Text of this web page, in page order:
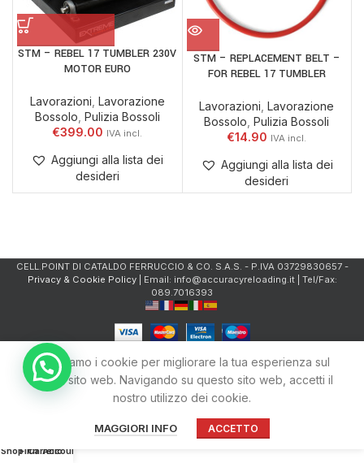
STM – REBEL 17 TUMBLER 230V
MOTOR EURO
Lavorazioni Lavorazione
Bossolo Pulizia Bossoli
€399.00
Aggiungi alla lista dei
desideri
STM – REPLACEMENT BELT –
FOR REBEL 17 TUMBLER
Lavorazioni ,Lavorazione
Bossolo ,Pulizia Bossoli
€14.90
Aggiungi alla lista dei
desideri
CELL.POINT DI CATALDO FERRUCCIO & CO. S.A.S. - P.IVA 03729830657 -
Privacy & Cookie Policy| Email: info@accuracyreloading.it | Tel/Fax:
089.7016393
Utilizziamo i cookie per migliorare la tua esperienza sul
nostro sito web. Navigando su questo sito web, accetti il
nostro utilizzo dei cookie.
MAGGIORI INFO ACCETTO
ShopFiltriCarrello
Account